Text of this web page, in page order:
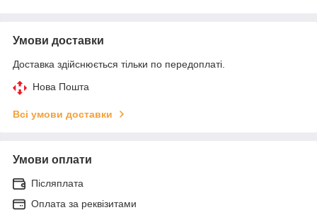
Умови доставки
Доставка здійснюється тільки по передоплаті.
Нова Пошта
Всі умови доставки
Умови оплати
Післяплата
Оплата за реквізитами